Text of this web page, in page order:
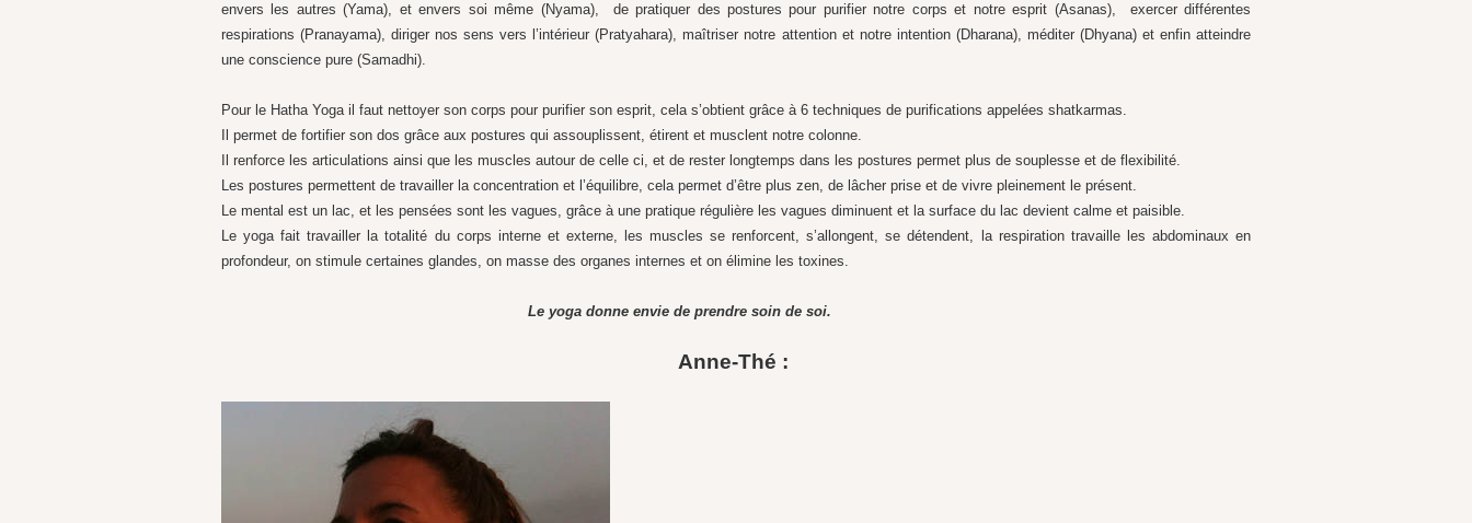
envers les autres (Yama), et envers soi même (Nyama), de pratiquer des postures pour purifier notre corps et notre esprit (Asanas), exercer différentes
respirations (Pranayama), diriger nos sens vers l’intérieur (Pratyahara), maîtriser notre attention et notre intention (Dharana), méditer (Dhyana) et enfin atteindre
une conscience pure (Samadhi).
Pour le Hatha Yoga il faut nettoyer son corps pour purifier son esprit, cela s’obtient grâce à 6 techniques de purifications appelées shatkarmas.
Il permet de fortifier son dos grâce aux postures qui assouplissent, étirent et musclent notre colonne.
Il renforce les articulations ainsi que les muscles autour de celle ci, et de rester longtemps dans les postures permet plus de souplesse et de flexibilité.
Les postures permettent de travailler la concentration et l’équilibre, cela permet d’être plus zen, de lâcher prise et de vivre pleinement le présent.
Le mental est un lac, et les pensées sont les vagues, grâce à une pratique régulière les vagues diminuent et la surface du lac devient calme et paisible.
Le yoga fait travailler la totalité du corps interne et externe, les muscles se renforcent, s’allongent, se détendent, la respiration travaille les abdominaux en
profondeur, on stimule certaines glandes, on masse des organes internes et on élimine les toxines.
Le yoga donne envie de prendre soin de soi.
Anne-Thé :